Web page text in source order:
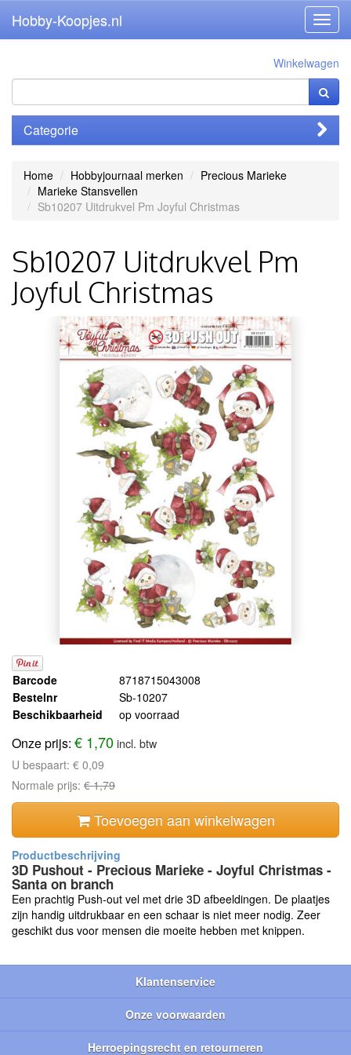
Hobby-Koopjes.nl
Winkelwagen
Categorie
Home Hobbyjournaal merken
Precious Marieke
Marieke Stansvellen
Sb10207 Uitdrukvel Pm Joyful Christmas
Sb10207 Uitdrukvel Pm
Joyful Christmas
Barcode
8718715043008
Bestelnr
Sb-10207
Beschikbaarheid
op voorraad
Onze prijs: € 1,70incl. btw
U bespaart: € 0,09
Normale prijs: € 1,79
Toevoegen aan winkelwagen
3D Pushout - Precious Marieke - Joyful Christmas -
Santa on branch
Een prachtig Push-out vel met drie 3D afbeeldingen. De plaatjes
zijn handig uitdrukbaar en een schaar is niet meer nodig. Zeer
geschikt dus voor mensen die moeite hebben met knippen.
Klantenservice
Onze voorwaarden
Herroepingsrecht en retourneren